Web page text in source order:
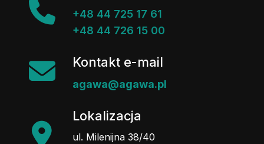
+48 44 725 17 61
+48 44 726 15 00
Kontakt e-mail
agawa@agawa.pl
Lokalizacja
ul. Milenijna 38/40